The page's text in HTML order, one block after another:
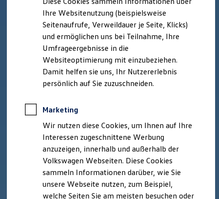
Behörden
Direktkunden
Sonderfahrzeuge
Anpfiff zum Gewinn
Elektromobilität
Elektroautos
ID. Tutorials
Elektrofahrzeugkonzepte
ID. EVERY1
Reichweite
Rekuperation
Laden unterwegs
Laden Zuhause
Ladestationen finden
Ladezeitensimulator
Batterie
Sicherheit
Nachhaltigkeit
Technologie
Ihre Websitenutzung (beispielsweise
Seitenaufrufe, Verweildauer je Seite, Klicks)
und ermöglichen uns bei Teilnahme, Ihre
Umfrageergebnisse in die
Websiteoptimierung mit einzubeziehen.
Damit helfen sie uns, Ihr Nutzererlebnis
persönlich auf Sie zuzuschneiden.
Marketing
Wir nutzen diese Cookies, um Ihnen auf Ihre
Interessen zugeschnittene Werbung
anzuzeigen, innerhalb und außerhalb der
Volkswagen Webseiten. Diese Cookies
sammeln Informationen darüber, wie Sie
unsere Webseite nutzen, zum Beispiel,
welche Seiten Sie am meisten besuchen oder